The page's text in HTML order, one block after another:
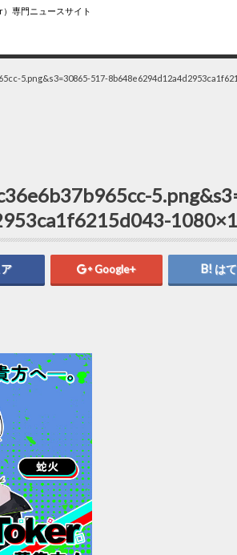
専門ニュースサイト
5.png&s3=30865-517-
Google+ は